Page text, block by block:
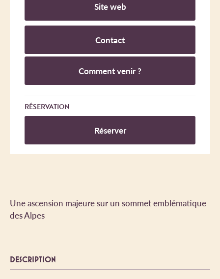
Une ascension majeure sur un sommet emblématique
des Alpes
DESCRIPTION
Site web
Contact
Comment venir ?
RÉSERVATION
Réserver